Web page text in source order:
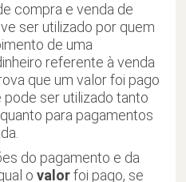
compra e venda de
ser utilizado por quem
de uma
referente à venda
que um valor foi pago
ser utilizado tanto
para pagamentos
do pagamento e da
o valorfoi pago, se